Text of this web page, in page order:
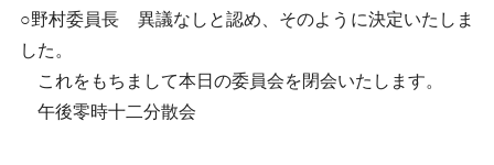
○野村委員長 異議なしと認め、そのように決定いたしま
した。
これをもちまして本日の委員会を閉会いたします。
午後零時十二分散会